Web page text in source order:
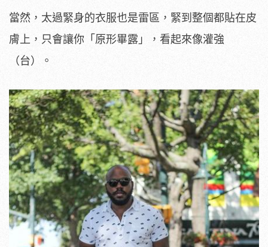
當然，太過緊身的衣服也是雷區，緊到整個都貼在皮
膚上，只會讓你「原形畢露」，看起來像灌強
（台）。